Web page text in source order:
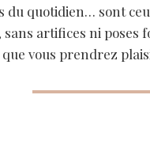
du quotidien… sont
artifices ni
vous prendrez